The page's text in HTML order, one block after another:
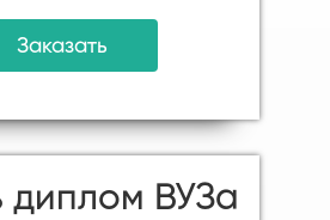
Заказать
диплом ВУЗа